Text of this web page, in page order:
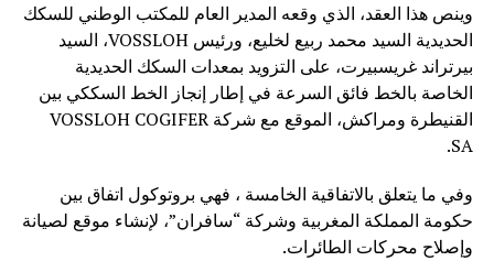
وينص هذا العقد، الذي وقعه المدير العام للمكتب الوطني للسكك
الحديدية السيد محمد ربيع لخليع، ورئيس VOSSLOH، السيد
بيرتراند غريسبيرت، على التزويد بمعدات السكك الحديدية
الخاصة بالخط فائق السرعة في إطار إنجاز الخط السككي بين
القنيطرة ومراكش، الموقع مع شركة VOSSLOH COGIFER
SA.
وفي ما يتعلق بالاتفاقية الخامسة ، فهي بروتوكول اتفاق بين
حكومة المملكة المغربية وشركة “سافران”، لإنشاء موقع لصيانة
وإصلاح محركات الطائرات.